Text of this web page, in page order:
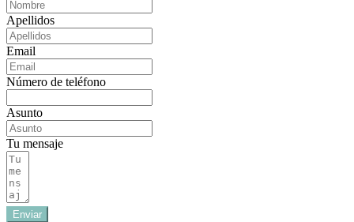
Apellidos
Email
Número de teléfono
Asunto
Tu mensaje
Enviar